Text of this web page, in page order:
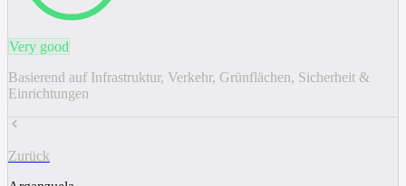
Very good
Basierend auf Infrastruktur, Verkehr, Grünflächen, Sicherheit &
Einrichtungen
Zurück